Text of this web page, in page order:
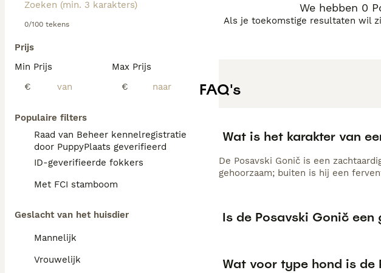
0/100 tekens
Prijs
Min Prijs
€
Max Prijs
€
Populaire filters
Raad van Beheer kennelregistratie
door PuppyPlaats geverifieerd
ID-geverifieerde fokkers
Met FCI stamboom
Geslacht van het huisdier
Mannelijk
Vrouwelijk
We hebben 0
Als je toekomstige resultaten wil
FAQ's
Wat is het karakter van
De Posavski Gonič is een
gehoorzaam; buiten is hij een
Is de Posavski Gonič een
Wat voor type hond is de